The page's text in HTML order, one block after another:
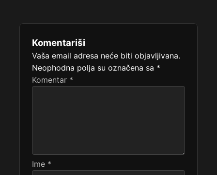
Komentariši
Vaša email adresa neće biti objavljivana.
Neophodna polja su označena sa *
Komentar *
Ime *